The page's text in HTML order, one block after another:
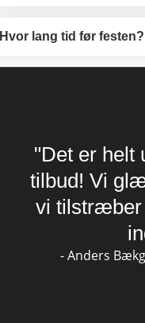
Hvor lang tid før festen?
"Det er helt
tilbud! Vi
vi tilstræber
- Anders